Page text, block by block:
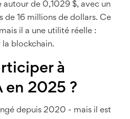
autour de 0,1029 $, avec un
de 16 millions de dollars. Ce
il a une utilité réelle :
la blockchain.
à
en 2025 ?
depuis 2020 - mais il est